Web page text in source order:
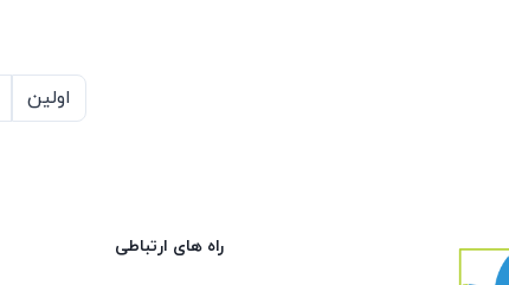
اولین
راه های ارتباطی